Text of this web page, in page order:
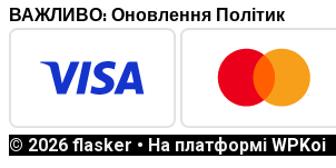
ВАЖЛИВО: Оновлення Політик
© 2026 flasker • На платформі WPKoi